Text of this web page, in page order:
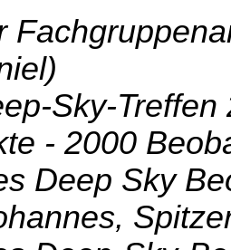
Sky-
- 2000
Deep Sky